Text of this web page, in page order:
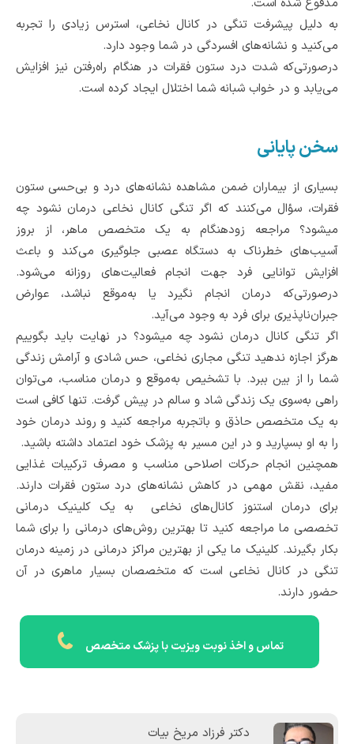
مدفوع شده است.
به دلیل پیشرفت تنگی در کانال نخاعی، استرس زیادی را تجربه
می‌کنید و نشانه‌های افسردگی‌ در شما وجود دارد.
درصورتی‌که شدت درد ستون فقرات در هنگام راه‌رفتن نیز افزایش
می‌یابد و در خواب شبانه شما اختلال ایجاد کرده است.
سخن پایانی
بسیاری از بیماران ضمن مشاهده نشانه‌های درد و بی‌حسی ستون
فقرات، سؤال می‌کنند که اگر تنگی کانال نخاعی درمان نشود چه
میشود؟ مراجعه زودهنگام به یک متخصص ماهر، از بروز
آسیب‌های خطرناک به دستگاه عصبی جلوگیری می‌کند و باعث
افزایش توانایی فرد جهت انجام فعالیت‌های روزانه می‌شود.
درصورتی‌که درمان انجام نگیرد یا به‌موقع نباشد، عوارض
جبران‌ناپذیری برای فرد به وجود می‌آید.
اگر تنگی کانال درمان نشود چه میشود؟ در نهایت باید بگوییم
هرگز اجازه ندهید تنگی مجاری نخاعی، حس شادی و آرامش زندگی
شما را از بین ببرد. با تشخیص به‌موقع و درمان مناسب، می‌توان
راهی به‌سوی یک زندگی شاد و سالم در پیش گرفت. تنها کافی است
به یک متخصص حاذق و باتجربه مراجعه کنید و روند درمان خود
را به او بسپارید و در این مسیر به پزشک خود اعتماد داشته باشید.
همچنین انجام حرکات اصلاحی مناسب و مصرف ترکیبات غذایی
مفید، نقش مهمی در کاهش نشانه‌های درد ستون فقرات دارند.
برای درمان استنوز کانال‌های نخاعی ‌ به یک کلینیک درمانی
تخصصی ما مراجعه کنید تا بهترین روش‌های درمانی را برای شما
بکار بگیرند. کلینیک ما یکی از بهترین مراکز درمانی در زمینه درمان
تنگی در کانال نخاعی‌ است که متخصصان بسیار ماهری در آن
حضور دارند.
تماس و اخذ نوبت ویزیت با پزشک متخصص
دکتر فرزاد مریخ بیات